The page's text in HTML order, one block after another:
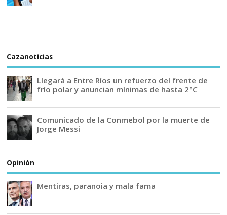
Cazanoticias
Llegará a Entre Ríos un refuerzo del frente de
frío polar y anuncian mínimas de hasta 2°C
Comunicado de la Conmebol por la muerte de
Jorge Messi
Opinión
Mentiras, paranoia y mala fama